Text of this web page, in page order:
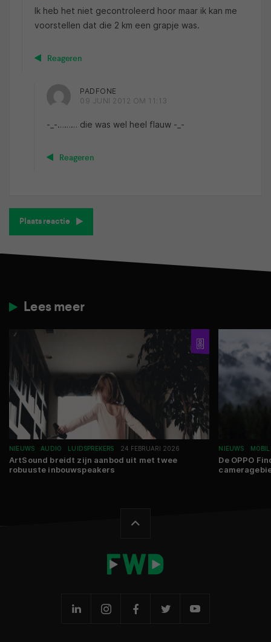
Ik heb het niet gecontroleerd hoor maar ik kan me
voorstellen dat die 2 km een grapje was.
Reageren
PADFONE
09 JUNI 2012 OM 11:13
-_-……… die was wel heel flauw -_-
Reageren
Plaats reactie
Lees meer
NIEUWS AUDIO LUIDSPREKERS 24 FEBRUARI 2026
ArtSound breidt zijn aanbod uit met twee
robuuste inbouwspeakers
NIEUWS
De OPPO